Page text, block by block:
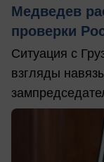
Медведев
проверки
Ситуация с
взгляды